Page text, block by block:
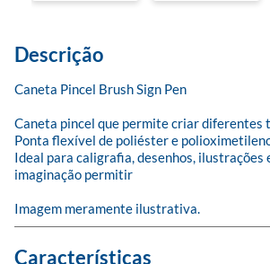
Descrição
Caneta Pincel Brush Sign Pen
Caneta pincel que permite criar diferentes
Ponta flexível de poliéster e
Ideal para caligrafia, desenhos, ilustrações
imaginação permitir
Imagem meramente ilustrativa.